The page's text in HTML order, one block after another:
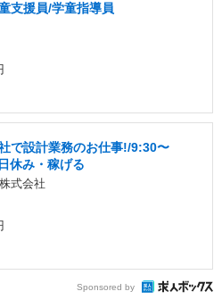
支援員/学童指導員
で設計業務のお仕事!/9:30〜
休み・稼げる
式会社
Sponsored by